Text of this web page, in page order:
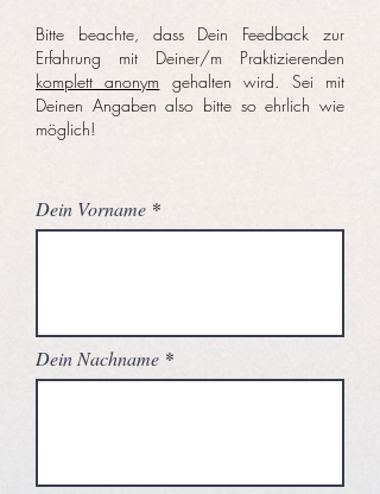
Bitte beachte, dass Dein Feedback zur
Erfahrung mit Deiner/m Praktizierenden
komplett anonym gehalten wird. Sei mit
Deinen Angaben also bitte so ehrlich wie
möglich!
Dein Vorname
Dein Nachname